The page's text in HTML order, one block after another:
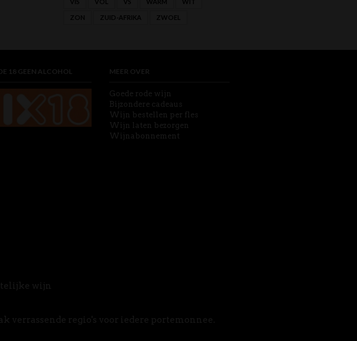
ZON ZUID-AFRIKA ZWOEL
18 GEEN ALCOHOL MEER OVER
Goede rode wijn
Bijzondere cadeaus
Wijn bestellen per fles
Wijn laten bezorgen
Wijnabonnement